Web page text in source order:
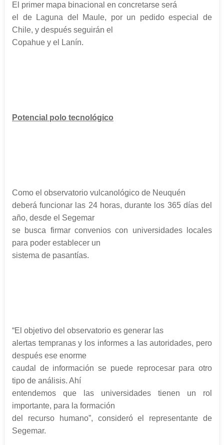
El primer mapa binacional en concretarse será
el de Laguna del Maule, por un pedido especial de
Chile, y después seguirán el
Copahue y el Lanín.
Potencial polo tecnológico
Como el observatorio vulcanológico de Neuquén
deberá funcionar las 24 horas, durante los 365 días del
año, desde el Segemar
se busca firmar convenios con universidades locales
para poder establecer un
sistema de pasantías.
“El objetivo del observatorio es generar las
alertas tempranas y los informes a las autoridades, pero
después ese enorme
caudal de información se puede reprocesar para otro
tipo de análisis. Ahí
entendemos que las universidades tienen un rol
importante, para la formación
del recurso humano”, consideró el representante de
Segemar.